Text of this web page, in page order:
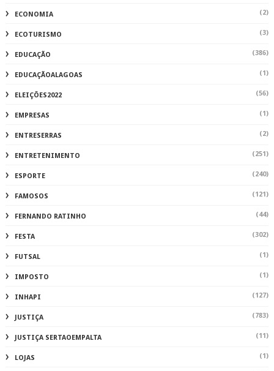
ECONOMIA (2)
ECOTURISMO (3)
EDUCAÇÃO (386)
EDUCAÇÃOALAGOAS (1)
ELEIÇÕES2022 (56)
EMPRESAS (1)
ENTRESERRAS (2)
ENTRETENIMENTO (251)
ESPORTE (240)
FAMOSOS (121)
FERNANDO RATINHO (44)
FESTA (302)
FUTSAL (1)
IMPOSTO (1)
INHAPI (127)
JUSTIÇA (783)
JUSTIÇA SERTAOEMPALTA (11)
LOJAS (1)